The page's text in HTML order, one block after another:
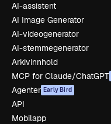
AI-assistent
AI Image Generator
AI-videogenerator
AI-stemmegenerator
Arkivinnhold
MCP for Claude/ChatGPT
Agenter Early Bird
API
Mobilapp